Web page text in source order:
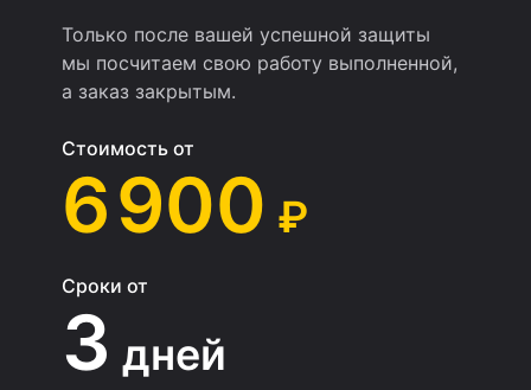
Только после вашей успешной защиты
мы посчитаем свою работу выполненной,
а заказ закрытым.
Стоимость от
6 900 ₽
Сроки от
3 дней